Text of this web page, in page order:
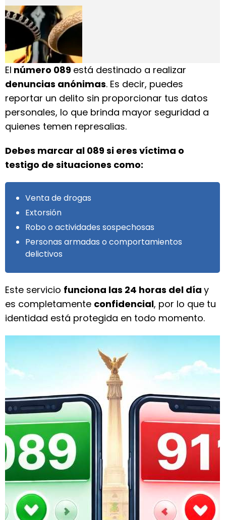
El número 089 está destinado a realizar
denuncias anónimas. Es decir, puedes
reportar un delito sin proporcionar tus datos
personales, lo que brinda mayor seguridad a
quienes temen represalias.
Debes marcar al 089 si eres víctima o
testigo de situaciones como:
Venta de drogas
Extorsión
Robo o actividades sospechosas
Personas armadas o comportamientos
delictivos
Este servicio funciona las 24 horas del día y
es completamente confidencial, por lo que tu
identidad está protegida en todo momento.